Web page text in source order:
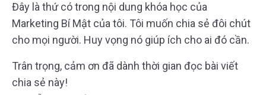
Đây là thứ có trong nội dung khóa học của
Marketing Bí Mật của tôi. Tôi muốn chia sẻ đôi chút
cho mọi người. Huy vọng nó giúp ích cho ai đó cần.
Trân trọng, cảm ơn đã dành thời gian đọc bài viết
chia sẻ này!